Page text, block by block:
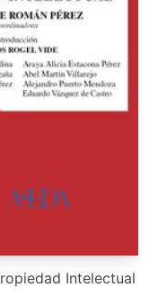
Intelectual